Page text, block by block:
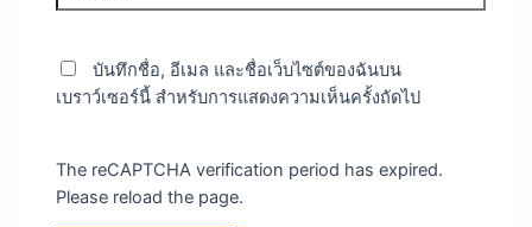
บันทึกชื่อ, อีเมล และชื่อเว็บไซต์ของฉันบน
เบราว์เซอร์นี้ สำหรับการแสดงความเห็นครั้งถัดไป
The reCAPTCHA verification period has expired.
Please reload the page.